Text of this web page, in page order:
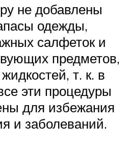
не добавлены
одежды,
салфеток и
предметов,
т. к. в
эти процедуры
для избежания
и заболеваний.